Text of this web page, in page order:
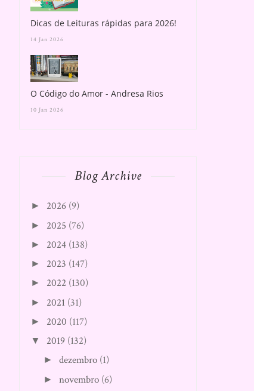
Dicas de Leituras rápidas para 2026!
14 Jan 2026
O Código do Amor - Andresa Rios
10 Jan 2026
Blog Archive
► 2026 (9)
► 2025 (76)
► 2024 (138)
► 2023 (147)
► 2022 (130)
► 2021 (31)
► 2020 (117)
▼ 2019 (132)
► dezembro (1)
► novembro (6)